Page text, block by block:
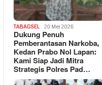
TABAGSEL 20 Mei 2026
Dukung Penuh
Pemberantasan Narkoba,
Kedan Prabo Nol Lapan:
Kami Siap Jadi Mitra
Strategis Polres Pad…